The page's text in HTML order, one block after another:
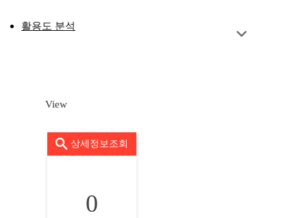
활용도 분석
View
상세정보조회
0